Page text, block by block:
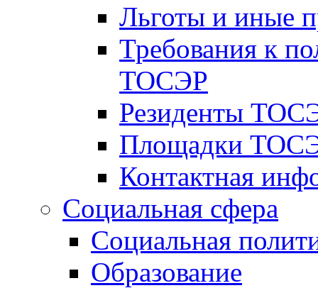
Льготы и иные
Требования к
ТОСЭР
Резиденты
Площадки
Контактная
Социальная сфера
Социальная
Образование